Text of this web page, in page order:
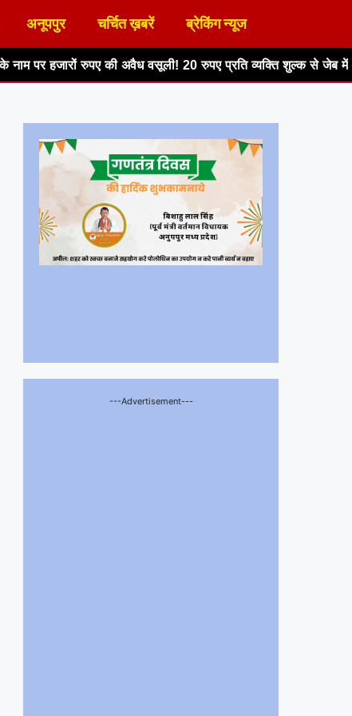
अनूपपुर चर्चित ख़बरें ब्रेकिंग न्यूज
की अवैध वसूली! 20 रुपए प्रति व्यक्ति शुल्क से जेब में डा... आकाशीय
---Advertisement---